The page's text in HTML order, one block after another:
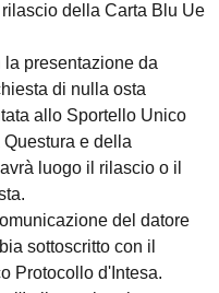
della Carta Blu Ue
la presentazione da
di nulla osta
allo Sportello Unico
e della
luogo il rilascio o il
del datore
sottoscritto con il
Protocollo d'Intesa.